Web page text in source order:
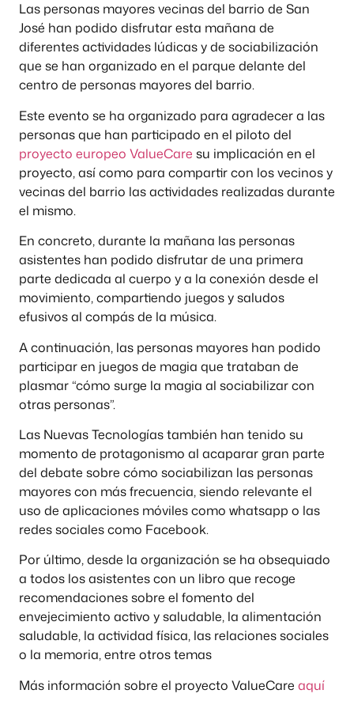
Las personas mayores vecinas del barrio de San
José han podido disfrutar esta mañana de
diferentes actividades lúdicas y de sociabilización
que se han organizado en el parque delante del
centro de personas mayores del barrio.
Este evento se ha organizado para agradecer a las
personas que han participado en el piloto del
proyecto europeo ValueCare su implicación en el
proyecto, así como para compartir con los vecinos y
vecinas del barrio las actividades realizadas durante
el mismo.
En concreto, durante la mañana las personas
asistentes han podido disfrutar de una primera
parte dedicada al cuerpo y a la conexión desde el
movimiento, compartiendo juegos y saludos
efusivos al compás de la música.
A continuación, las personas mayores han podido
participar en juegos de magia que trataban de
plasmar “cómo surge la magia al sociabilizar con
otras personas”.
Las Nuevas Tecnologías también han tenido su
momento de protagonismo al acaparar gran parte
del debate sobre cómo sociabilizan las personas
mayores con más frecuencia, siendo relevante el
uso de aplicaciones móviles como whatsapp o las
redes sociales como Facebook.
Por último, desde la organización se ha obsequiado
a todos los asistentes con un libro que recoge
recomendaciones sobre el fomento del
envejecimiento activo y saludable, la alimentación
saludable, la actividad física, las relaciones sociales
o la memoria, entre otros temas
Más información sobre el proyecto ValueCare aquí